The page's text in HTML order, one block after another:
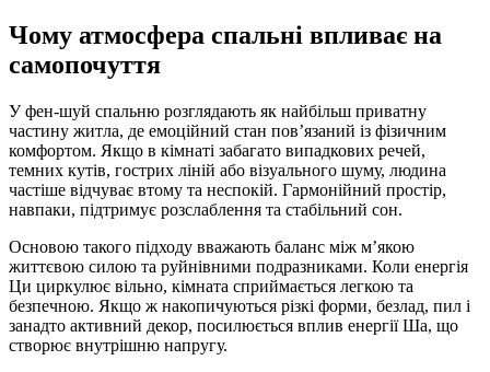
Чому атмосфера спальні впливає на
самопочуття
У фен-шуй спальню розглядають як найбільш приватну
частину житла, де емоційний стан пов’язаний із фізичним
комфортом. Якщо в кімнаті забагато випадкових речей,
темних кутів, гострих ліній або візуального шуму, людина
частіше відчуває втому та неспокій. Гармонійний простір,
навпаки, підтримує розслаблення та стабільний сон.
Основою такого підходу вважають баланс між м’якою
життєвою силою та руйнівними подразниками. Коли енергія
Ци циркулює вільно, кімната сприймається легкою та
безпечною. Якщо ж накопичуються різкі форми, безлад, пил і
занадто активний декор, посилюється вплив енергії Ша, що
створює внутрішню напругу.